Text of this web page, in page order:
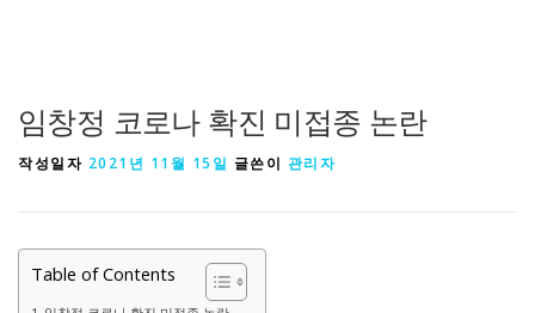
임창정 코로나 확진 미접종 논란
작성일자 2021년 11월 15일 글쓴이 관리자
Table of Contents